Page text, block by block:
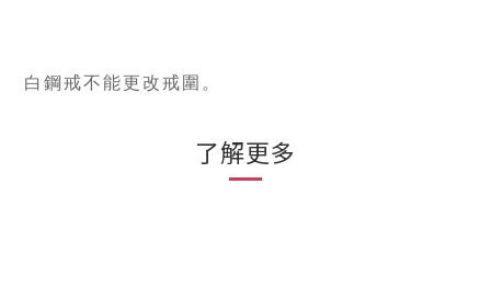
白鋼戒不能更改戒圍。
了解更多